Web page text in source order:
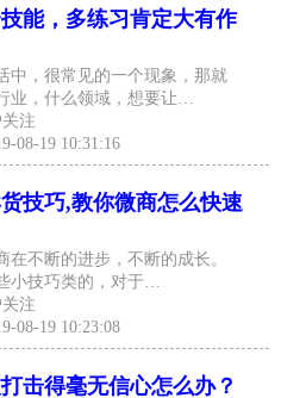
能，多练习肯定大有作
中，很常见的一个现象，那就
业，什么领域，想要让…
注
08-19 10:31:16
技巧,教你微商怎么快速
在不断的进步，不断的成长。
小技巧类的，对于…
注
08-19 10:23:08
击得毫无信心怎么办？